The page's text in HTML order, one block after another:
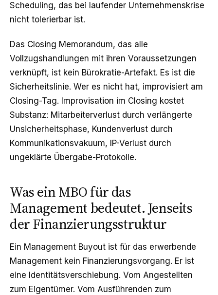
Scheduling, das bei laufender Unternehmenskrise
nicht tolerierbar ist.
Das Closing Memorandum, das alle
Vollzugshandlungen mit ihren Voraussetzungen
verknüpft, ist kein Bürokratie-Artefakt. Es ist die
Sicherheitslinie. Wer es nicht hat, improvisiert am
Closing-Tag. Improvisation im Closing kostet
Substanz: Mitarbeiterverlust durch verlängerte
Unsicherheitsphase, Kundenverlust durch
Kommunikationsvakuum, IP-Verlust durch
ungeklärte Übergabe-Protokolle.
Was ein MBO für das
Management bedeutet. Jenseits
der Finanzierungsstruktur
Ein Management Buyout ist für das erwerbende
Management kein Finanzierungsvorgang. Er ist
eine Identitätsverschiebung. Vom Angestellten
zum Eigentümer. Vom Ausführenden zum